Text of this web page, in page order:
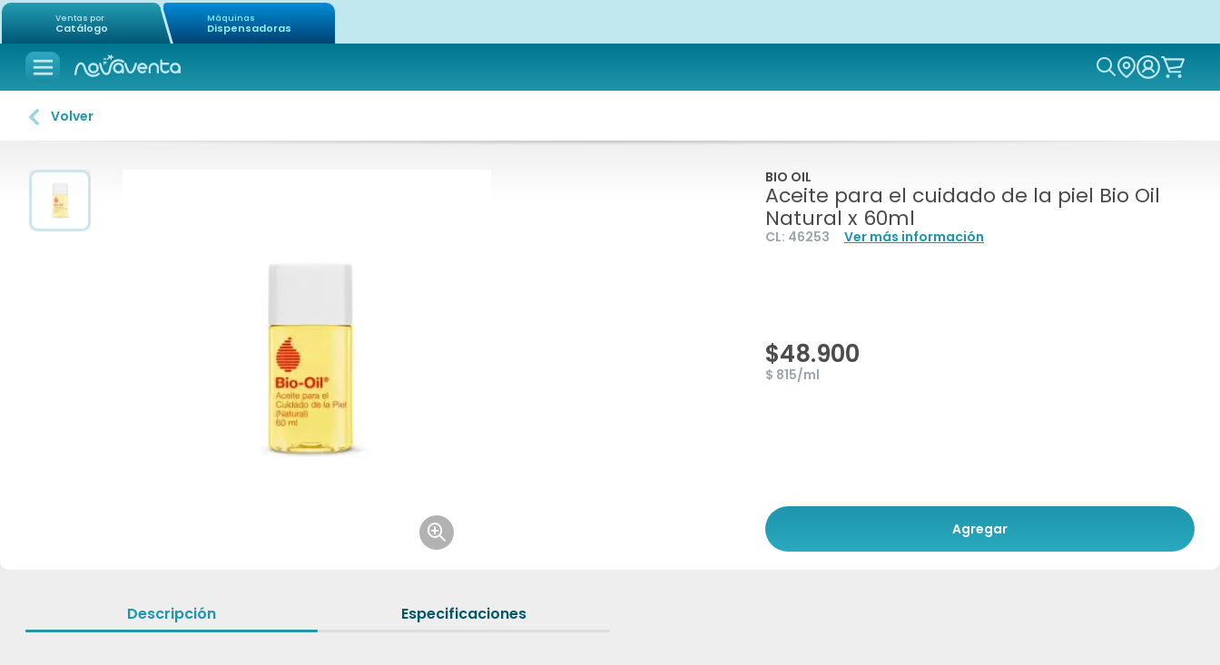
Ventas por
Catálogo
Máquinas
Dispensadoras
Icon of
Volver
Icon of magnifying-glass-plus
BIO OIL
Aceite para el cuidado de la piel Bio Oil
Natural x 60ml
CL: 46253 Ver más información
$48.900
$ 815/ml
Agregar
Descripción Especificaciones